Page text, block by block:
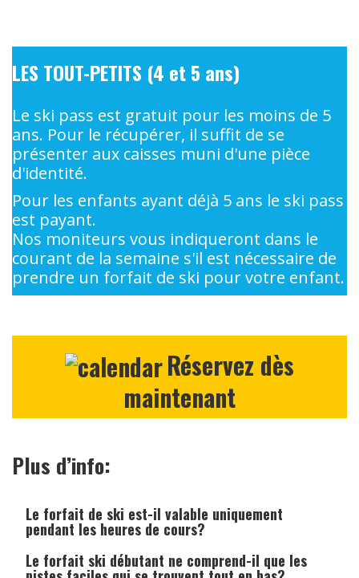
LES TOUT-PETITS (4 et 5 ans)
Le ski pass est gratuit pour les moins de 5
ans. Pour le récupérer, il suffit de se
présenter aux caisses muni d'une pièce
d'identité.
Pour les enfants ayant déjà 5 ans le ski pass
est payant.
Nos moniteurs vous indiqueront dans le
courant de la semaine s'il est nécessaire de
prendre un forfait de ski pour votre enfant.
Réservez dès
maintenant
Plus d’info:
Le forfait de ski est-il valable uniquement
pendant les heures de cours?
Le forfait ski débutant ne comprend-il que les